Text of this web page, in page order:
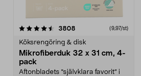
3808recensioner (9,97/st)
Köksrengöring & disk
Mikrofiberduk 32 x 31 cm, 4-
pack
Aftonbladets "självklara favorit” i
4.0av 5 stjärnor